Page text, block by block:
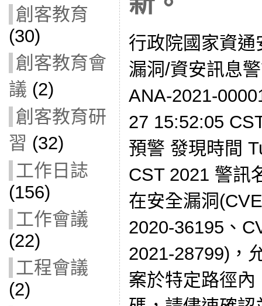
創客教育
(30)
創客教育會
議 (2)
創客教育研
習 (32)
工作日誌
(156)
工作會議
(22)
工程會議
(2)
行政院國家資
漏洞/資安訊息
ANA-2021-
27 15:52:05
預警 發現時間
CST 2021 警訊
在安全漏洞
2020-36195、
2021-28799)，
案於特定路徑